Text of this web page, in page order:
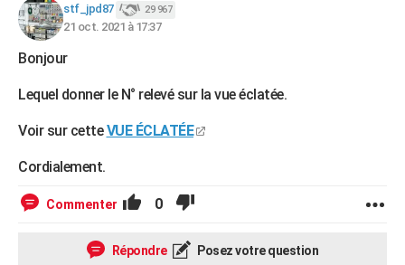
Dictionnaire
Biographies
Citations
Expressions
Proverbes
PROGRAMME TV
COPAINS D'AVANT
S'inscrire
Se connecter
Lycées
Collèges
Primaires
Universités
Entreprises
Service militaire
Avis de recherche
AVIS DE DÉCÈS
FORUM
Bricolage
Lifestyle
Culture
Sport
Auto
Television
Voyage
Cinema
stf_jpd87 29 967
21 oct. 2021 à 17:37
Bonjour
Lequel donner le N° relevé sur la vue éclatée.
Voir sur cetteVUE ÉCLATÉE
Cordialement.
Commenter 0
Répondre Posez votre question